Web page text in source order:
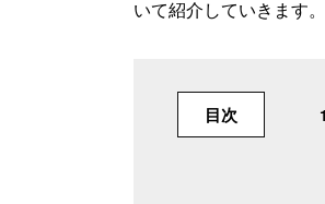
いて紹介していきます。
目次